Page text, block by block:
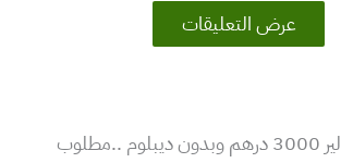
عرض التعليقات
فكرتين عن“بصالير 3000 درهم وبدون ديبلوم ..مطلوب